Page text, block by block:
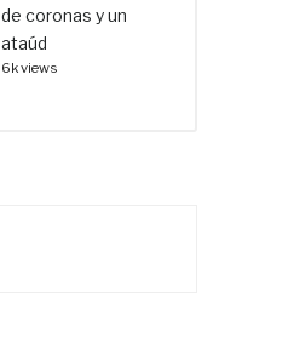
de coronas y un
ataúd
6k views